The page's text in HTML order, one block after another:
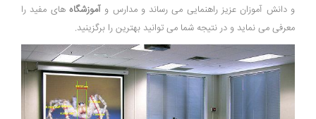
و دانش آموزان عزیز راهنمایی می رساند و مدارس وآموزشگاه های مفید را
معرفی می نماید و در نتیجه شما می توانید بهترین را برگزینید.